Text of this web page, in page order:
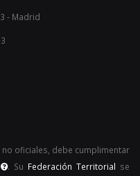
- Madrid
oficiales, debe cumplimentar
. Su Federación Territorial se